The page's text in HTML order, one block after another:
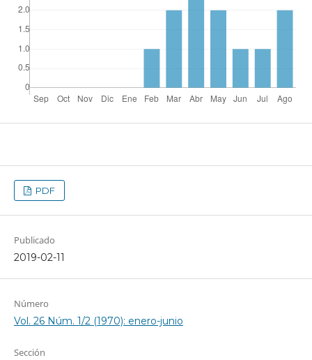
PDF
Publicado
2019-02-11
Número
Vol. 26 Núm. 1/2 (1970): enero-junio
Sección